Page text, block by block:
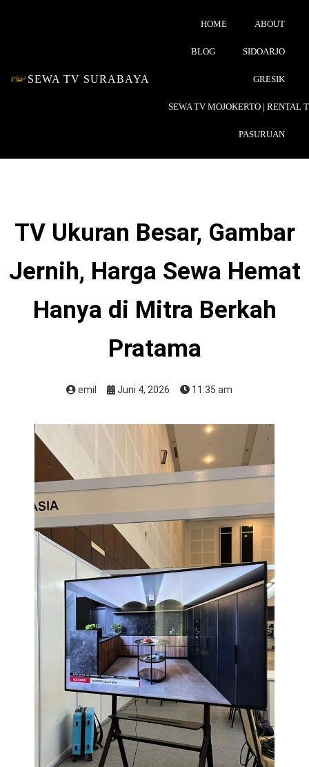
SEWA TV SURABAYA
HOME ABOUT
BLOG SIDOARJO
GRESIK
SEWA TV MOJOKERTO | RENTAL
PASURUAN
TV Ukuran Besar, Gambar
Jernih, Harga Sewa Hemat
Hanya di Mitra Berkah
Pratama
emil Juni 4, 2026 11:35 am